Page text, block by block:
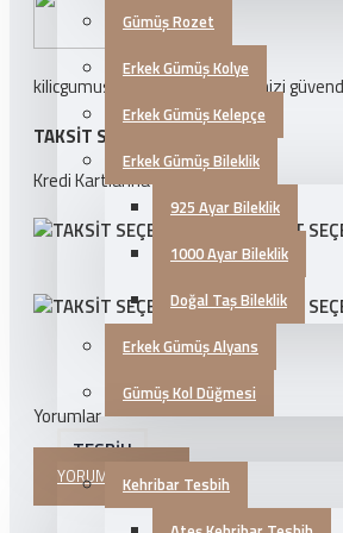
Gümüş Rozet
Erkek Gümüş Kolye
Erkek Gümüş Kelepçe
Erkek Gümüş Bileklik
925 Ayar Bileklik
1000 Ayar Bileklik
Doğal Taş Bileklik
Erkek Gümüş Alyans
Gümüş Kol Düğmesi
TESBİH
Kehribar Tesbih
kilicgumus.com ödeme bilgilerinizi
TAKSIT SEÇENEKLERI
Kredi Kartlarına 3 Taksit İmkanı!
Yorumlar
YORUM YAPINIZ